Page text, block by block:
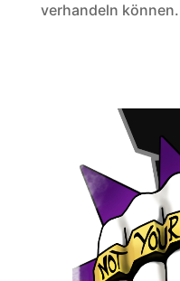
verhandeln können.